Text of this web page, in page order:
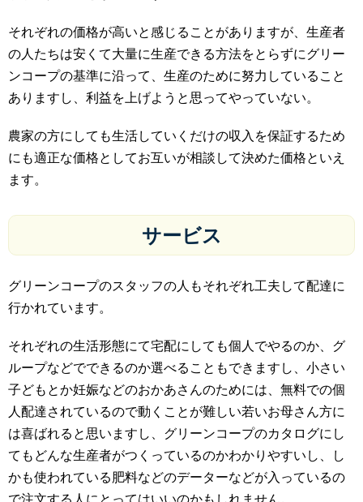
それぞれの価格が高いと感じることがありますが、生産者
の人たちは安くて大量に生産できる方法をとらずにグリー
ンコープの基準に沿って、生産のために努力していること
ありますし、利益を上げようと思ってやっていない。
農家の方にしても生活していくだけの収入を保証するため
にも適正な価格としてお互いが相談して決めた価格といえ
ます。
サービス
グリーンコープのスタッフの人もそれぞれ工夫して配達に
行かれています。
それぞれの生活形態にて宅配にしても個人でやるのか、グ
ループなどでできるのか選べることもできますし、小さい
子どもとか妊娠などのおかあさんのためには、無料での個
人配達されているので動くことが難しい若いお母さん方に
は喜ばれると思いますし、グリーンコープのカタログにし
てもどんな生産者がつくっているのかわかりやすいし、し
かも使われている肥料などのデーターなどが入っているの
で注文する人にとってはいいのかもしれません。